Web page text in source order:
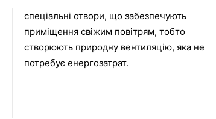
спеціальні отвори, що забезпечують
приміщення свіжим повітрям, тобто
створюють природну вентиляцію, яка не
потребує енергозатрат.